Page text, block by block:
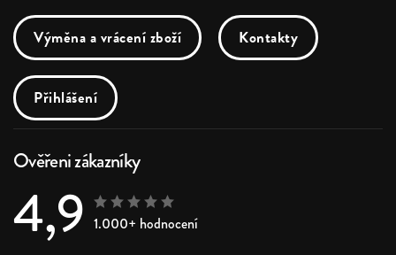
Výměna a vrácení zboží Kontakty
Přihlášení
Ověřeni zákazníky
4,9 1.000+ hodnocení